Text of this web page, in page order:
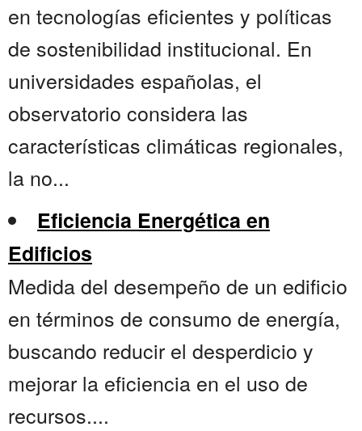
en tecnologías eficientes y políticas
de sostenibilidad institucional. En
universidades españolas, el
observatorio considera las
características climáticas regionales,
la no...
Eficiencia Energética en
Edificios
Medida del desempeño de un edificio
en términos de consumo de energía,
buscando reducir el desperdicio y
mejorar la eficiencia en el uso de
recursos....